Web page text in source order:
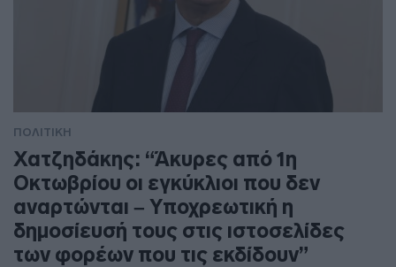
ΠΟΛΙΤΙΚΗ
Χατζηδάκης: “Άκυρες από 1η
Οκτωβρίου οι εγκύκλιοι που δεν
αναρτώνται – Υποχρεωτική η
δημοσίευσή τους στις ιστοσελίδες
των φορέων που τις εκδίδουν”